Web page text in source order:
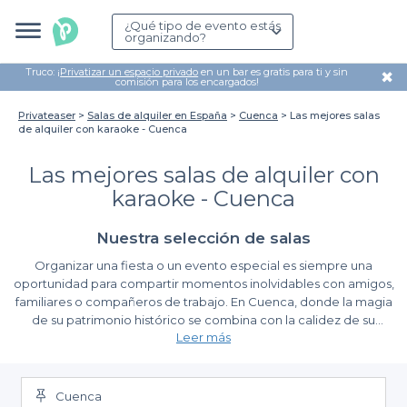
¿Qué tipo de evento estás
organizando?
Truco: ¡Privatizar un espacio privado en un bar es gratis para ti y sin
comisión para los encargados! ✖
Privateaser Salas de alquiler en España Cuenca
Las mejores salas
de alquiler con karaoke - Cuenca
Las mejores salas de alquiler con
karaoke - Cuenca
Nuestra selección de salas
Organizar una fiesta o un evento especial es siempre una
oportunidad para compartir momentos inolvidables con amigos,
familiares o compañeros de trabajo. En Cuenca, donde la magia
de su patrimonio histórico se combina con la calidez de su
gente, contar con un espacio adecuado para celebrar es
que con una sesión de karaoke? Con Privateaser, tienes acceso
a las mejores salas de alquiler con karaoke en esta encantadora
Ventajas de elegir Privateaser para tu reserva
Al utilizar nuestra plataforma, te beneficiarás de una experiencia
Leer más
Cuenca